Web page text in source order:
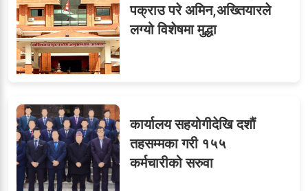
८जुनियरलाई दोहोरो जिम्मेवारी,
मन्त्रालयभित्र असन्तुष्टि
९ओएनएमका नाममा अत्याचार :
सब–इन्जिनियरहरुको गम्भीर
ध्यानाकर्षण
पक्राउ परे अमिन,अख्तियारले
लग्यो विशेषमा मुद्धा
कार्यालय सहयोगीदेखि दशौं
तहसम्मका गरी १५५
कर्मचारीको सरुवा